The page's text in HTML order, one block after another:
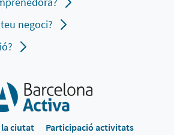
negoci?
la ciutat
Participació activitats